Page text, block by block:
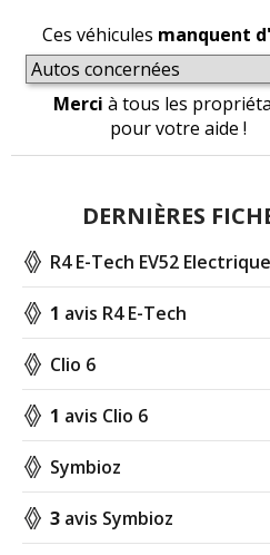
Ces véhicules manquent
Merci à tous les
pour votre aide !
DERNIÈRES
R4 E-Tech EV52
1 avis R4 E-Tech
Clio 6
1 avis Clio 6
Symbioz
3 avis Symbioz